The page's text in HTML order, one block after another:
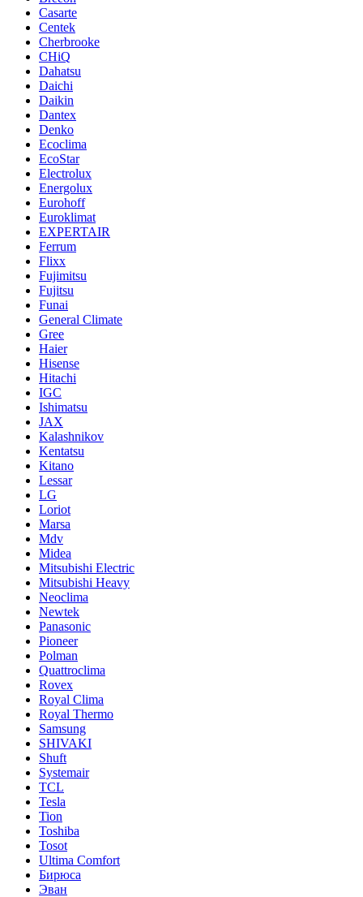
Casarte
Centek
Cherbrooke
CHiQ
Dahatsu
Daichi
Daikin
Dantex
Denko
Ecoclima
EcoStar
Electrolux
Energolux
Eurohoff
Euroklimat
EXPERTAIR
Ferrum
Flixx
Fujimitsu
Fujitsu
Funai
General Climate
Gree
Haier
Hisense
Hitachi
IGC
Ishimatsu
JAX
Kalashnikov
Kentatsu
Kitano
Lessar
LG
Loriot
Marsa
Mdv
Midea
Mitsubishi Electric
Mitsubishi Heavy
Neoclima
Newtek
Panasonic
Pioneer
Polman
Quattroclima
Rovex
Royal Clima
Royal Thermo
Samsung
SHIVAKI
Shuft
Systemair
TCL
Tesla
Tion
Toshiba
Tosot
Ultima Comfort
Бирюса
Эван